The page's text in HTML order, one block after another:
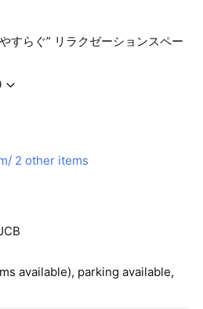
すらぐ” リラクゼーションスペー
2 other items
available), parking available,